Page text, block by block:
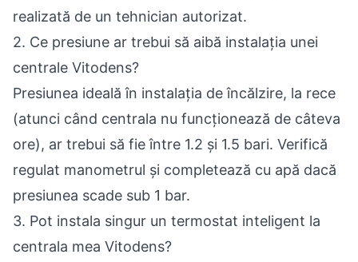
realizată de un tehnician autorizat.
2. Ce presiune ar trebui să aibă instalația unei
centrale Vitodens?
Presiunea ideală în instalația de încălzire, la rece
(atunci când centrala nu funcționează de câteva
ore), ar trebui să fie între 1.2 și 1.5 bari. Verifică
regulat manometrul și completează cu apă dacă
presiunea scade sub 1 bar.
3. Pot instala singur un termostat inteligent la
centrala mea Vitodens?